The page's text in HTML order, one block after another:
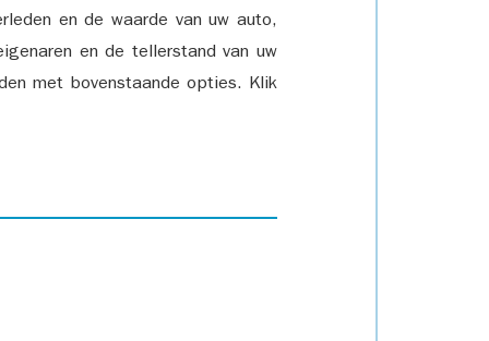
en de waarde van uw auto,
en de tellerstand van uw
met bovenstaande opties. Klik